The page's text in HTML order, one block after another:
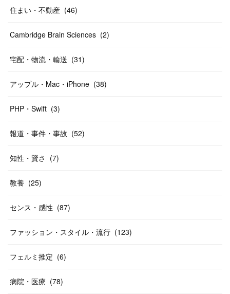
住まい・不動産 (46)
Cambridge Brain Sciences (2)
宅配・物流・輸送 (31)
アップル・Mac・iPhone (38)
PHP・Swift (3)
報道・事件・事故 (52)
知性・賢さ (7)
教養 (25)
センス・感性 (87)
ファッション・スタイル・流行 (123)
フェルミ推定 (6)
病院・医療 (78)